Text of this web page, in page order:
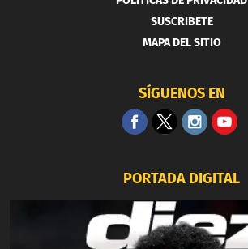
SUSCRIBETE
MAPA DEL SITIO
SÍGUENOS EN
PORTADA DIGITAL